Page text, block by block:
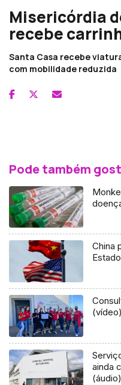
Misericórdia
recebe
Santa Casa recebe
com mobilidade reduzida
Pode também
China
(vídeo)
ainda
(áudio)